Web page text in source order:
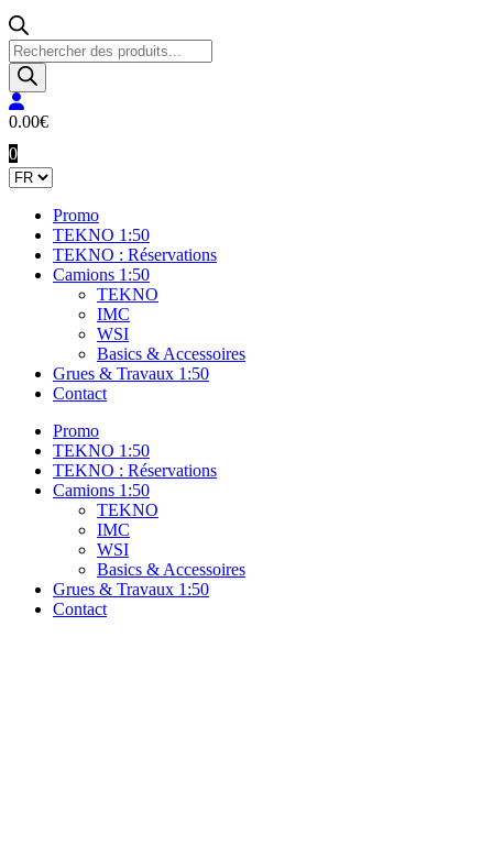
Recherche
de
produits
0.00€
0
Promo
TEKNO 1:50
TEKNO : Réservations
Camions 1:50
TEKNO
IMC
WSI
Basics & Accessoires
Grues & Travaux 1:50
Contact
Promo
TEKNO 1:50
TEKNO : Réservations
Camions 1:50
TEKNO
IMC
WSI
Basics & Accessoires
Grues & Travaux 1:50
Contact